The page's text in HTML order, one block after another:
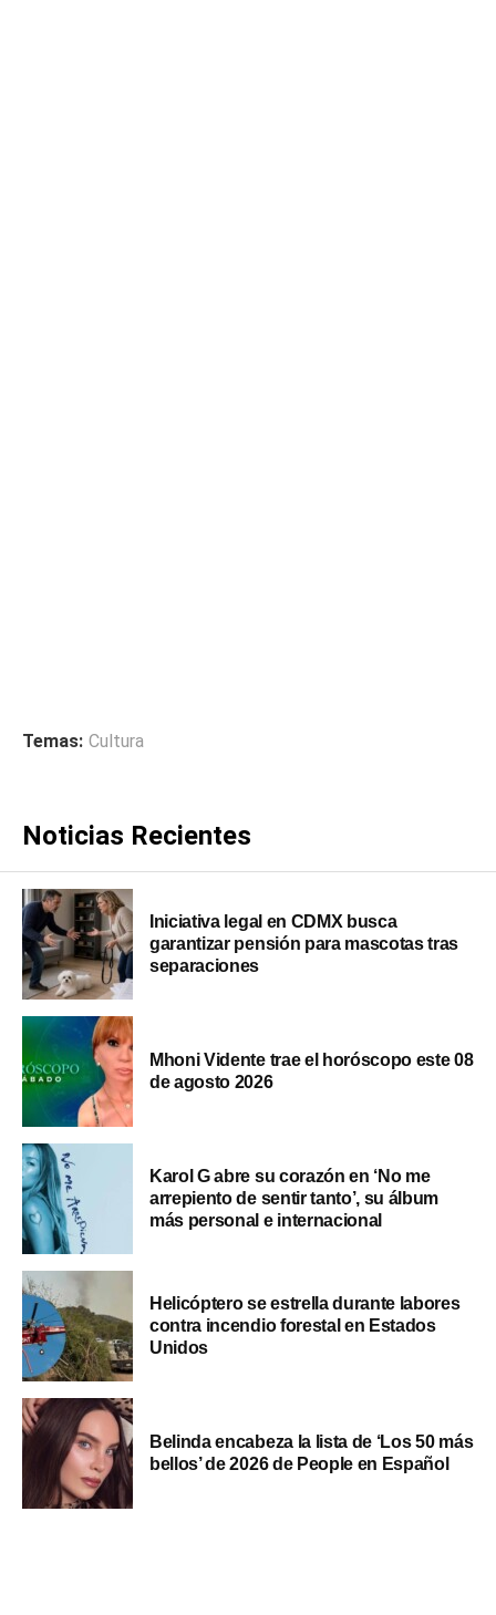
Temas: Cultura
Noticias Recientes
Iniciativa legal en CDMX busca
garantizar pensión para mascotas tras
separaciones
Mhoni Vidente trae el horóscopo este 08
de agosto 2026
Karol G abre su corazón en ‘No me
arrepiento de sentir tanto’, su álbum
más personal e internacional
Helicóptero se estrella durante labores
contra incendio forestal en Estados
Unidos
Belinda encabeza la lista de ‘Los 50 más
bellos’ de 2026 de People en Español